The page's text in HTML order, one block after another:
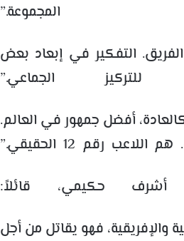
التفكير في إبعاد بعض
الجماعي.”
أفضل جمهور في العالم.
رقم 12 الحقيقي.”
أشرف حكيمي، قائلاً:
فهو يقاتل من أجل